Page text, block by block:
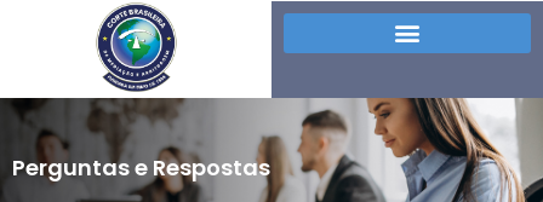
Perguntas e Respostas